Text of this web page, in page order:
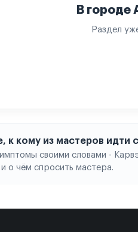
В городе
Раздел
к кому из мастеров идти
своими словами -
о чём спросить мастера.